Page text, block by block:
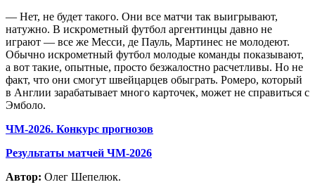
— Нет, не будет такого. Они все матчи так выигрывают,
натужно. В искрометный футбол аргентинцы давно не
играют — все же Месси, де Пауль, Мартинес не молодеют.
Обычно искрометный футбол молодые команды показывают,
а вот такие, опытные, просто безжалостно расчетливы. Но не
факт, что они смогут швейцарцев обыграть. Ромеро, который
в Англии зарабатывает много карточек, может не справиться с
Эмболо.
ЧМ-2026. Конкурс прогнозов
Результаты матчей ЧМ-2026
Автор: Олег Шепелюк.